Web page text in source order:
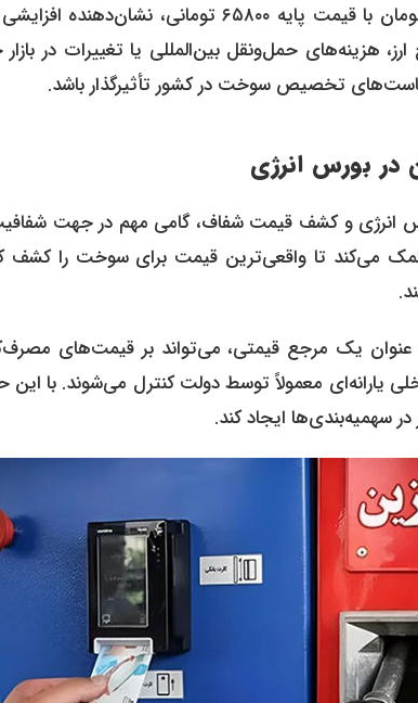
مقایسه قیمت جدید ۷۲۸۰۰ تومان با قیمت پایه
هزینه‌های حمل‌ونقل بین‌المللی یا تغییرات در
تخصیص سوخت در کشور تأثیرگذار باشد.
در بورس انرژی
انرژی و کشف قیمت شفاف، گامی مهم در جهت
تا واقعی‌ترین قیمت برای سوخت را کشف کنند
یک مرجع قیمتی، می‌تواند بر قیمت‌های
یارانه‌ای معمولاً توسط دولت کنترل می‌شوند. با
در سهمیه‌بندی‌ها ایجاد کند.